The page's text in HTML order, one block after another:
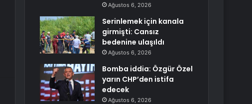
Ağustos 6, 2026
Serinlemek için kanala
girmişti: Cansız
bedenine ulaşıldı
Ağustos 6, 2026
Bomba iddia: Özgür Özel
yarın CHP’den istifa
edecek
Ağustos 6, 2026